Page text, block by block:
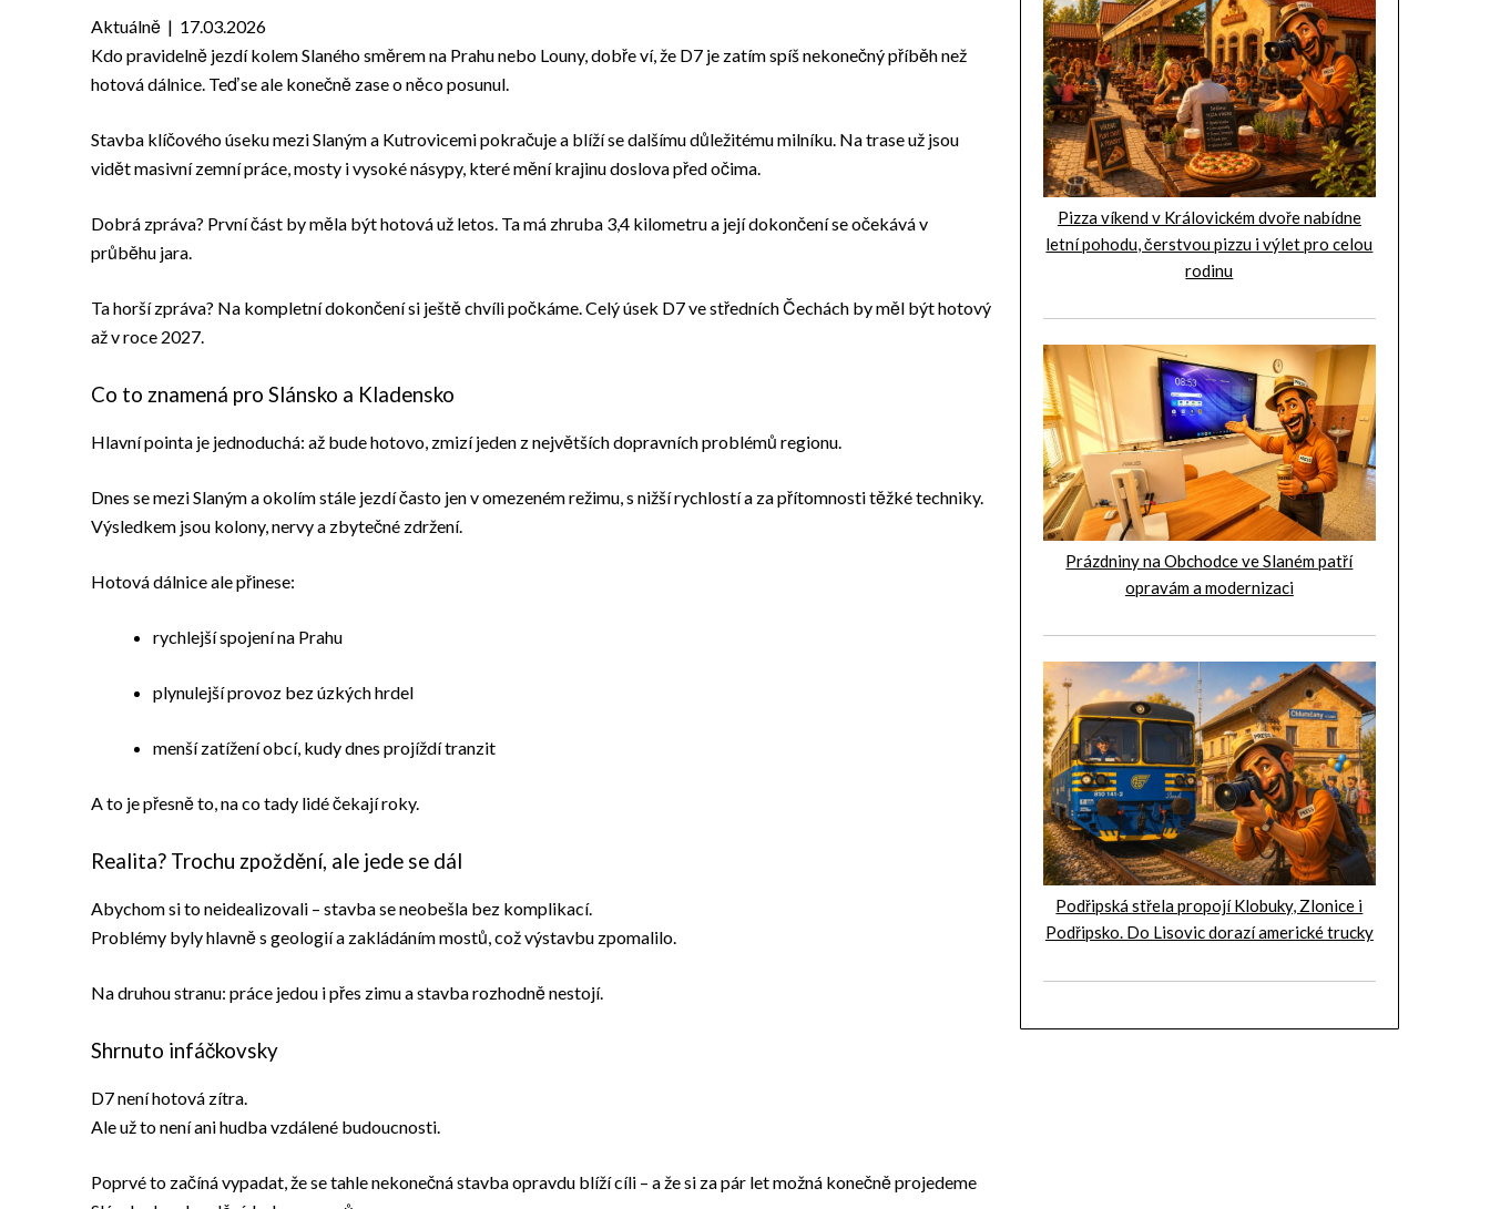
Aktuálně | 17.03.2026
Kdo pravidelně jezdí kolem Slaného směrem na Prahu nebo Louny, dobře ví, že D7 je zatím spíš nekonečný příběh než
hotová dálnice. Teď se ale konečně zase o něco posunul.
Stavba klíčového úseku mezi Slaným a Kutrovicemi pokračuje a blíží se dalšímu důležitému milníku. Na trase už jsou
vidět masivní zemní práce, mosty i vysoké násypy, které mění krajinu doslova před očima.
Dobrá zpráva? První část by měla být hotová už letos. Ta má zhruba 3,4 kilometru a její dokončení se očekává v
průběhu jara.
Ta horší zpráva? Na kompletní dokončení si ještě chvíli počkáme. Celý úsek D7 ve středních Čechách by měl být hotový
až v roce 2027.
Co to znamená pro Slánsko a Kladensko
Hlavní pointa je jednoduchá: až bude hotovo, zmizí jeden z největších dopravních problémů regionu.
Dnes se mezi Slaným a okolím stále jezdí často jen v omezeném režimu, s nižší rychlostí a za přítomnosti těžké techniky.
Výsledkem jsou kolony, nervy a zbytečné zdržení.
Hotová dálnice ale přinese:
rychlejší spojení na Prahu
plynulejší provoz bez úzkých hrdel
menší zatížení obcí, kudy dnes projíždí tranzit
A to je přesně to, na co tady lidé čekají roky.
Realita? Trochu zpoždění, ale jede se dál
Abychom si to neidealizovali – stavba se neobešla bez komplikací.
Problémy byly hlavně s geologií a zakládáním mostů, což výstavbu zpomalilo.
Na druhou stranu: práce jedou i přes zimu a stavba rozhodně nestojí.
Shrnuto infáčkovsky
D7 není hotová zítra.
Ale už to není ani hudba vzdálené budoucnosti.
Poprvé to začíná vypadat, že se tahle nekonečná stavba opravdu blíží cíli – a že si za pár let možná konečně projedeme
Pizza víkend v Královickém dvoře nabídne
letní pohodu, čerstvou pizzu i výlet pro celou
rodinu
Prázdniny na Obchodce ve Slaném patří
opravám a modernizaci
Podřipská střela propojí Klobuky, Zlonice i
Podřipsko. Do Lisovic dorazí americké trucky